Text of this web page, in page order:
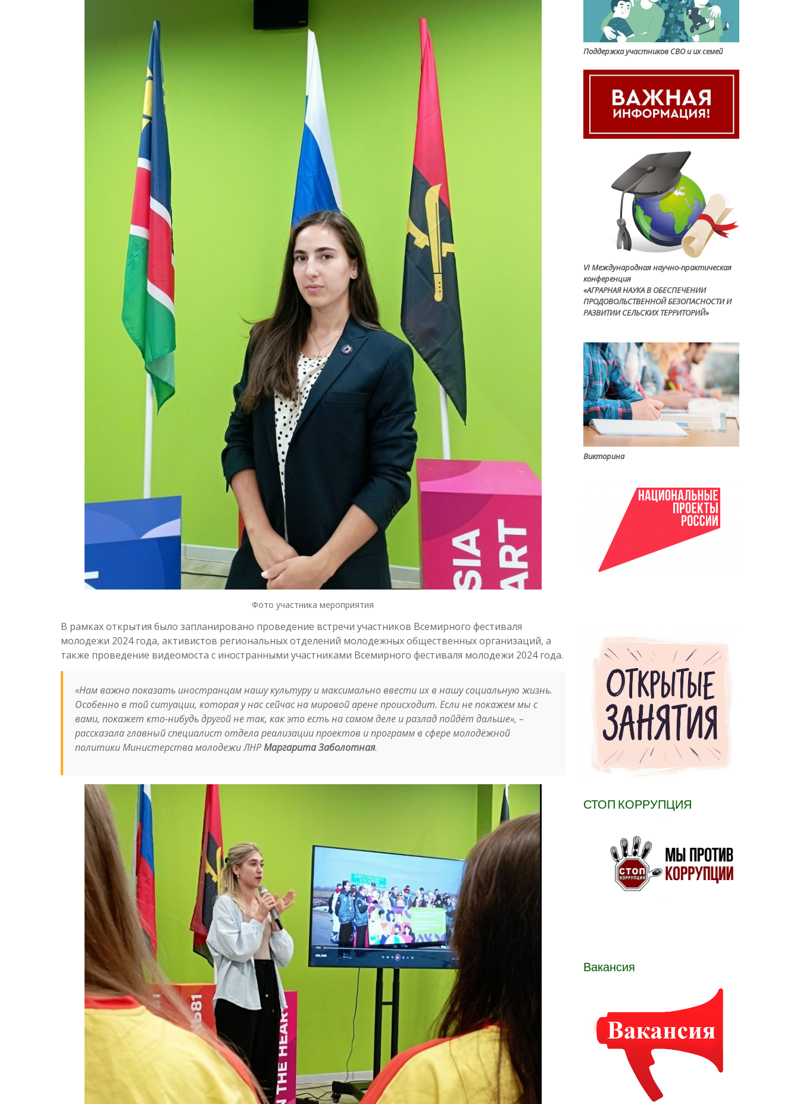
Фото участника мероприятия
В рамках открытия было запланировано проведение встречи участников Всемирного фестиваля
молодежи 2024 года, активистов региональных отделений молодежных общественных организаций, а
также проведение видеомоста с иностранными участниками Всемирного фестиваля молодежи 2024 года.
«Нам важно показать иностранцам нашу культуру и максимально ввести их в нашу социальную жизнь.
Особенно в той ситуации, которая у нас сейчас на мировой арене происходит. Если не покажем мы с
вами, покажет кто-нибудь другой не так, как это есть на самом деле и разлад пойдёт дальше», –
рассказала главный специалист отдела реализации проектов и программ в сфере молодёжной
политики Министерства молодежи ЛНРМаргарита Заболотная.
Поддержка участников СВО и их семей
VI Международная научно-практическая
конференция
«АГРАРНАЯ НАУКА В ОБЕСПЕЧЕНИИ
ПРОДОВОЛЬСТВЕННОЙ БЕЗОПАСНОСТИ И
РАЗВИТИИ СЕЛЬСКИХ ТЕРРИТОРИЙ»
Викторина
СТОП КОРРУПЦИЯ
Вакансия